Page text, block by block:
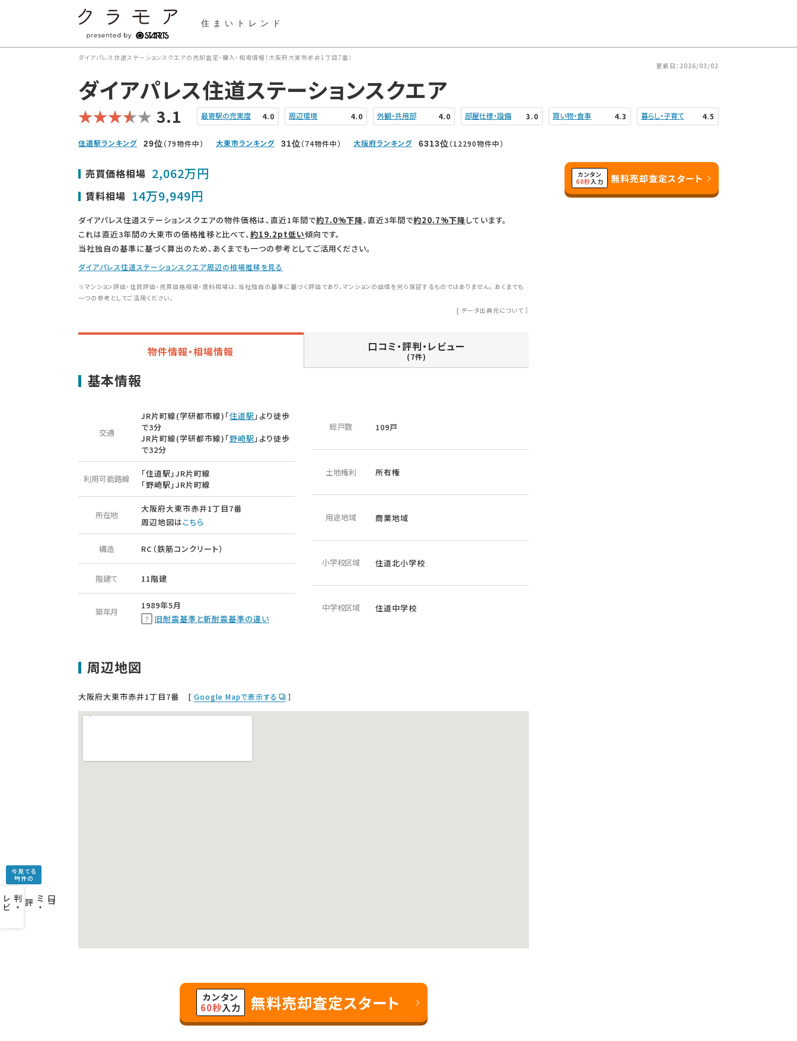
住まいトレンド
ダイアパレス住道ステーションスクエアの売却査定・購入・相場情報（大阪府大東市赤井1丁目7番）
更新日：2026/03/02
ダイアパレス住道ステーションスクエア
3.1 最寄駅の充実度 4.0 周辺環境 4.0 外観・共用部 4.0 部屋仕様・設備 3.0 買い物・食事 4.3 暮らし・子育て 4.5
住道駅ランキング 29位（79物件中） 大東市ランキング 31位（74物件中） 大阪府ランキング 6313位（12290物件中）
今見てる
物件の
口
コ
ミ
・
評 判
・
レ
ビ
ュ
ー
を
み
売買価格相場 2,062万円
賃料相場 14万9,949円
ダイアパレス住道ステーションスクエアの物件価格は、直近1年間で約7.0%下降、直近3年間で約20.7%下降しています。
これは直近3年間の大東市の価格推移と比べて、約19.2pt低い傾向です。
当社独自の基準に基づく算出のため、あくまでも一つの参考としてご活用ください。
ダイアパレス住道ステーションスクエア周辺の相場推移を見る
※マンション評価・住民評価・売買価格相場・賃料相場は、当社独自の基準に基づく評価であり、マンションの価値を何ら保証するものではありません。 あくまでも
一つの参考としてご活用ください。
[ データ出典元について ］
物件情報・相場情報 口コミ・評判・レビュー
(7件)
基本情報
交通
JR片町線(学研都市線)「住道駅 」より徒歩
で3分
JR片町線(学研都市線)「野崎駅 」より徒歩
で32分
利用可能路線
「住道駅」JR片町線
「野崎駅」JR片町線
所在地
大阪府大東市赤井1丁目7番
周辺地図はこちら
構造 RC（鉄筋コンクリート）
階建て 11階建
築年月
1989年5月
旧耐震基準と新耐震基準の違い
総戸数 109戸
土地権利 所有権
用途地域 商業地域
小学校区域 住道北小学校
中学校区域 住道中学校
周辺地図
大阪府大東市赤井1丁目7番 [ Google Mapで表示する ］
カンタン
60秒入力 無料売却査定スタート
カンタン
60秒入力 無料売却査定スタート